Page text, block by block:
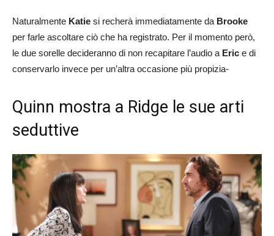
Naturalmente Katie si recherà immediatamente da Brooke
per farle ascoltare ciò che ha registrato. Per il momento però,
le due sorelle decideranno di non recapitare l’audio a Eric e di
conservarlo invece per un’altra occasione più propizia-
Quinn mostra a Ridge le sue arti
seduttive